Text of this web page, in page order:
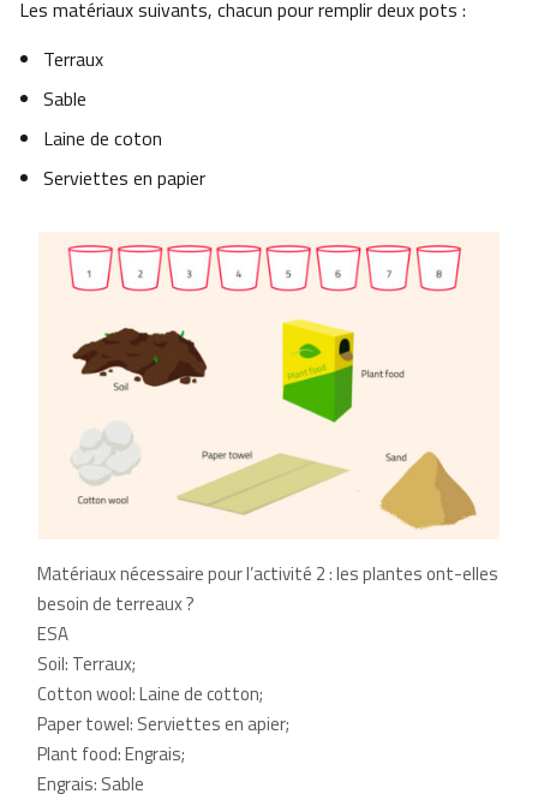
Les matériaux suivants, chacun pour remplir deux pots :
Terraux
Sable
Laine de coton
Serviettes en papier
Matériaux nécessaire pour l’activité 2 : les plantes ont-elles
besoin de terreaux ?
ESA
Soil: Terraux;
Cotton wool: Laine de cotton;
Paper towel: Serviettes en apier;
Plant food: Engrais;
Engrais: Sable